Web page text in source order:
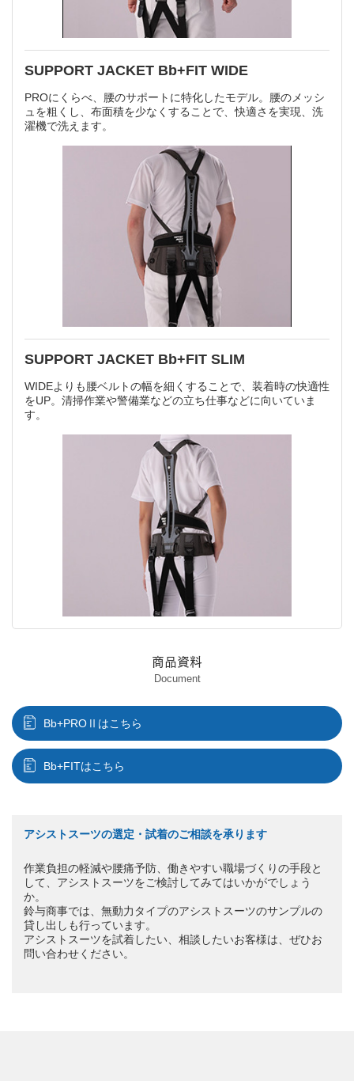
SUPPORT JACKET Bb+FIT WIDE
PROにくらべ、腰のサポートに特化したモデル。腰のメッシ
ュを粗くし、布面積を少なくすることで、快適さを実現、洗
濯機で洗えます。
SUPPORT JACKET Bb+FIT SLIM
WIDEよりも腰ベルトの幅を細くすることで、装着時の快適性
をUP。清掃作業や警備業などの立ち仕事などに向いていま
す。
商品資料
Document
Bb+PROⅡはこちら
Bb+FITはこちら
アシストスーツの選定・試着のご相談を承ります
作業負担の軽減や腰痛予防、働きやすい職場づくりの手段と
して、アシストスーツをご検討してみてはいかがでしょう
か。
鈴与商事では、無動力タイプのアシストスーツのサンプルの
貸し出しも行っています。
アシストスーツを試着したい、相談したいお客様は、ぜひお
問い合わせください。